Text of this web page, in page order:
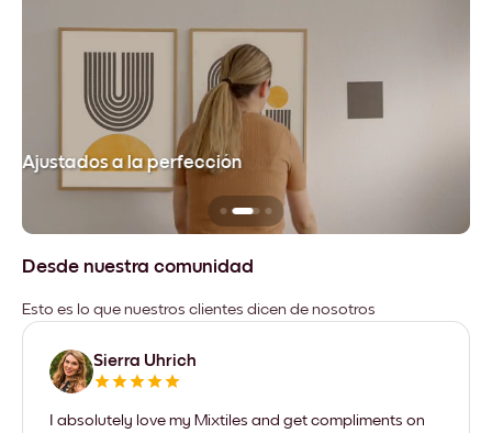
Ajustados a la perfección
Desde nuestra comunidad
Esto es lo que nuestros clientes dicen de nosotros
Sierra Uhrich
I absolutely love my Mixtiles and get compliments on